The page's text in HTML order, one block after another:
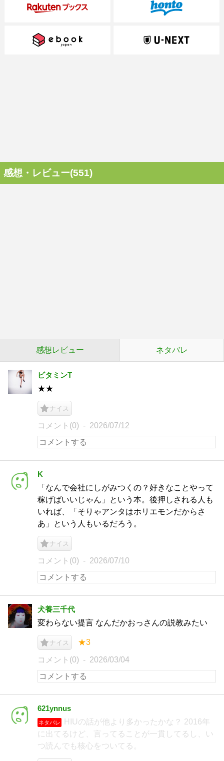
感想・レビュー(551)
感想レビュー ネタバレ
ビタミンT
★★
ナイス
コメント(0) 2026/07/12
K
「なんで会社にしがみつくの？好きなことやって
稼げばいいじゃん」という本。後押しされる人も
いれば、「そりゃアンタはホリエモンだからさ
あ」という人もいるだろう。
ナイス
コメント(0) 2026/07/10
犬養三千代
変わらない提言 なんだかおっさんの説教みたい
ナイス ★3
コメント(0) 2026/03/04
621ynnus
ネタバレ
HIUの話が他より多かったかな？ 2016年
に出てるけど、言ってることが一貫してるし、い
つ読んでも核心をついてる。